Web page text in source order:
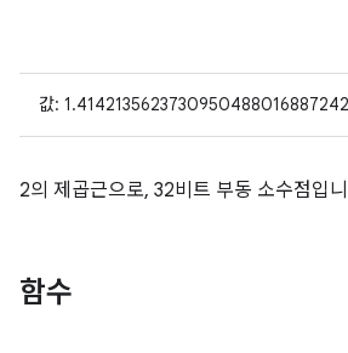
값:
2의 제곱근으로, 32비트 부동 소수점입
함수